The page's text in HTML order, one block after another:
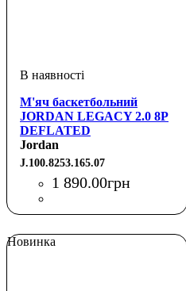
М'яч баскетбольний
JORDAN LEGACY 2.0 8P
DEFLATED
WHITE/COLLEGE
NAVY/COLLEGE
Jordan
J.100.8253.165.07
1 890.00грн
Новинка